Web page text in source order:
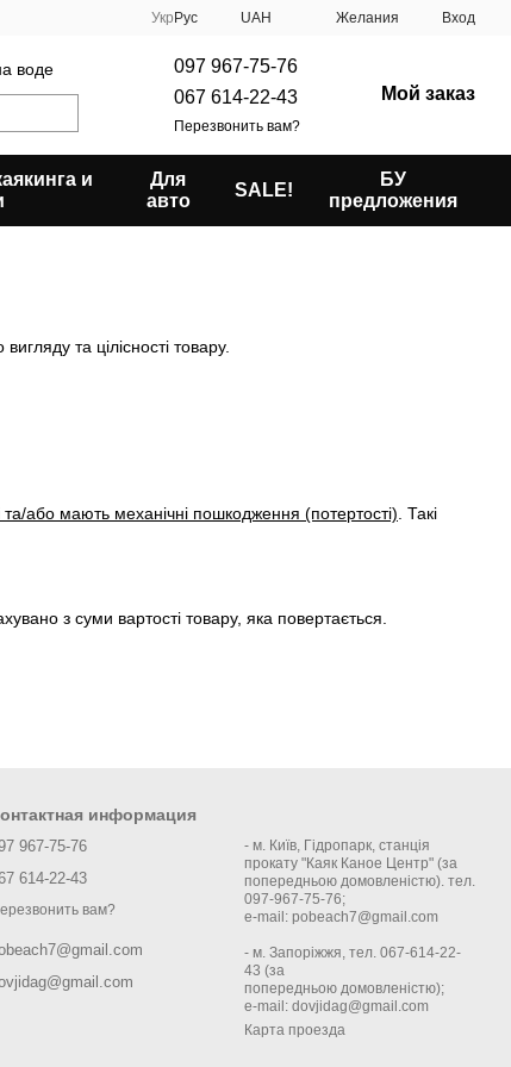
Укр Рус UAH Желания Вход
воде
097 967-75-76
067 614-22-43
Перезвонить вам?
Мой заказ
и
Для
авто
SALE!
БУ
предложения
та цілісності товару.
або мають механічні пошкодження (потертості). Такі
з суми вартості товару, яка повертається.
информация
967-75-76
614-22-43
вам?
- м. Київ, Гідропарк, станція
прокату "Каяк Каное Центр" (за
попередньою домовленістю). тел.
097-967-75-76;
e-mail: pobeach7@gmail.com
- м. Запоріжжя, тел. 067-614-22-
43 (за
попередньою домовленістю);
e-mail: dovjidag@gmail.com
Карта проезда